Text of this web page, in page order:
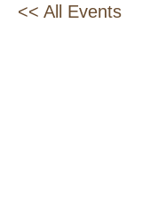
<< All Events